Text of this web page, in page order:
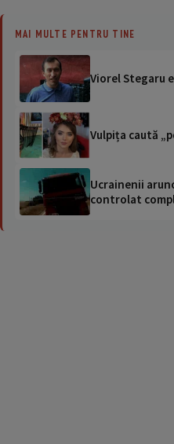
MAI MULTE PENTRU TINE
Viorel Stegaru
Vulpița caută
Ucrainenii
controlat